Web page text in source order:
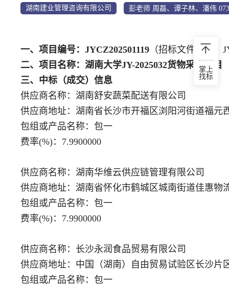
湖南建业管理咨询有限公司
一、项目编号：JYCZ202501119 （招标文件编号：
二、项目名称：湖南大学JY-2025032货物采购项目
三、中标（成交）信息
供应商名称：湖南舒安蔬菜配送有限公司
供应商地址：湖南省长沙市开福区浏阳河街道福元
包组或产品名称：包一
费率(%)：7.9900000
供应商名称：湖南华维云供应链管理有限公司
供应商地址：湖南省怀化市鹤城区城南街道佳惠物
包组或产品名称：包一
费率(%)：7.9900000
供应商名称：长沙永润食品贸易有限公司
供应商地址：中国（湖南）自由贸易试验区长沙片
包组或产品名称：包一
掌上
找标